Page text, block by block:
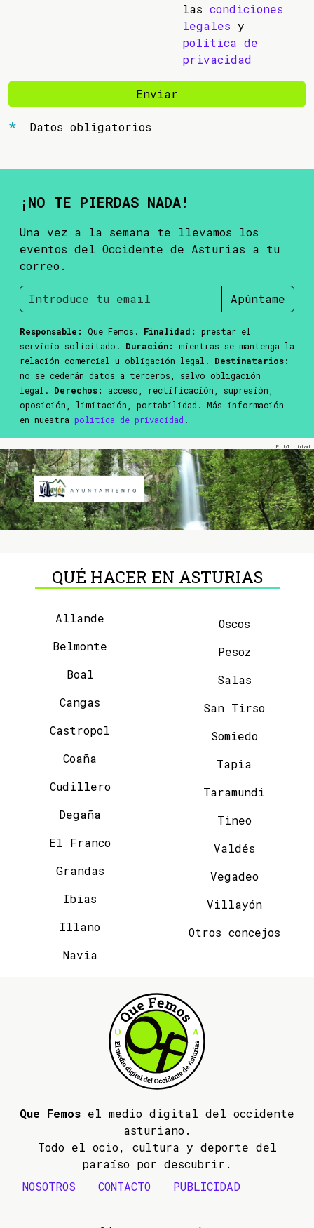
las condiciones
legales y
política de
privacidad
Enviar
Datos obligatorios
¡NO TE PIERDAS NADA!
Una vez a la semana te llevamos los
eventos del Occidente de Asturias a tu
correo.
Apúntame
Responsable: Que Femos. Finalidad:
prestar el
servicio solicitado. Duración:
mientras se mantenga la
relación comercial u obligación legal. Destinatarios:
no se cederán datos a terceros, salvo obligación
legal. Derechos:
acceso, rectificación, supresión,
oposición, limitación, portabilidad. Más información
en nuestra política de privacidad .
QUÉ HACER EN ASTURIAS
Allande
Belmonte
Boal
Cangas
Castropol
Coaña
Cudillero
Degaña
El Franco
Grandas
Ibias
Illano
Navia
Oscos
Pesoz
Salas
San Tirso
Somiedo
Tapia
Taramundi
Tineo
Valdés
Vegadeo
Villayón
Otros concejos
Que Femos el medio digital del occidente
asturiano.
Todo el ocio, cultura y deporte del
paraíso por descubrir.
NOSOTROS
CONTACTO PUBLICIDAD